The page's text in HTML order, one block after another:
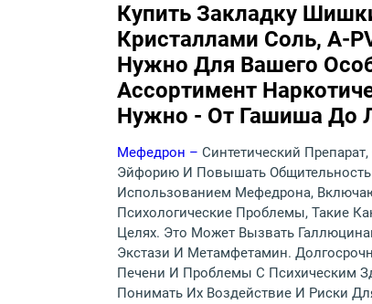
Купить Закладку
Кристаллами Соль, A-
Нужно Для Вашего
Ассортимент
Нужно - От Гашиша До
Мефедрон – Синтетический
Эйфорию И Повышать
Использованием Мефедрона,
Психологические Проблемы, Такие
Целях. Это Может Вызвать
Экстази И Метамфетамин.
Печени И Проблемы С Психическим
Понимать Их Воздействие И Риски